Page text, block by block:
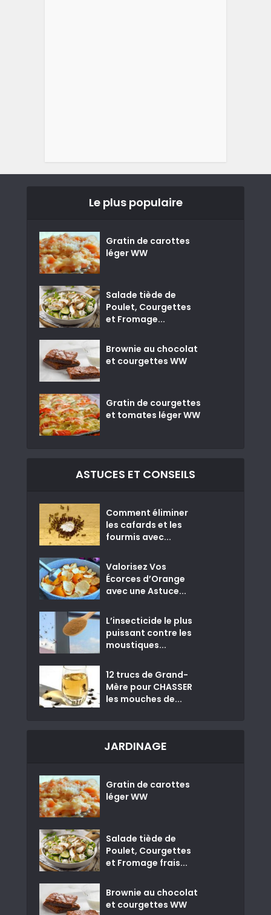
Le plus populaire
Gratin de carottes
léger WW
Salade tiède de
Poulet, Courgettes
et Fromage...
Brownie au chocolat
et courgettes WW
Gratin de courgettes
et tomates léger WW
ASTUCES ET CONSEILS
Comment éliminer
les cafards et les
fourmis avec...
Valorisez Vos
Écorces d’Orange
avec une Astuce...
L’insecticide le plus
puissant contre les
moustiques...
12 trucs de Grand-
Mère pour CHASSER
les mouches de...
JARDINAGE
Gratin de carottes
léger WW
Salade tiède de
Poulet, Courgettes
et Fromage frais...
Brownie au chocolat
et courgettes WW